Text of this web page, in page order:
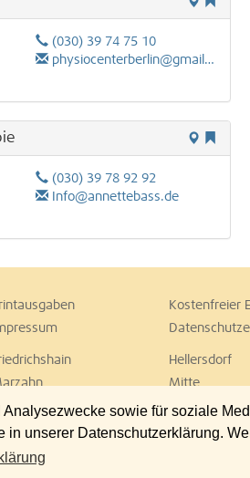
sowie für soziale
in unserer Datenschutzerklärung.
(030) 39 74 75 10
physiocenterberlin@gmail.com
(030) 39 78 92 92
Info@annettebass.de
Kostenfreier
Hellersdorf
Mitte
Spandau
Ost Wedding